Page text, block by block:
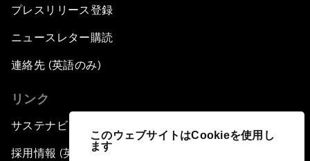
このウェブサイトはCookieを使用し
ます
プレスリリース登録
ニュースレター購読
連絡先 (英語のみ)
リンク
サステナビリティへの取り組み
採用情報 (英語のみ)